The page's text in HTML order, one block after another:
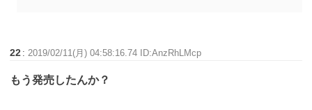
22 :2019/02/11(月) 04:58:16.74 ID:AnzRhLMcp
もう発売したんか？